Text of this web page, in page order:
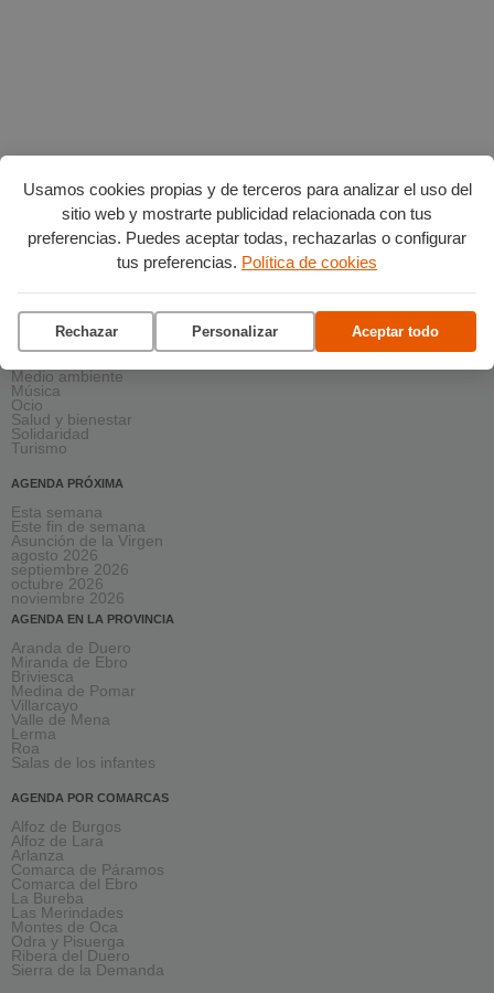
Usamos cookies propias y de terceros para analizar el uso del
sitio web y mostrarte publicidad relacionada con tus
preferencias. Puedes aceptar todas, rechazarlas o configurar
tus preferencias. Política de cookies
Rechazar Personalizar Aceptar todo
AGENDA POR CATEGORÍAS
Arte y Cultura
Deportes
Escena
Formación
Medio ambiente
Música
Ocio
Salud y bienestar
Solidaridad
Turismo
AGENDA PRÓXIMA
Esta semana
Este fin de semana
Asunción de la Virgen
agosto 2026
septiembre 2026
octubre 2026
noviembre 2026
AGENDA EN LA PROVINCIA
Aranda de Duero
Miranda de Ebro
Briviesca
Medina de Pomar
Villarcayo
Valle de Mena
Lerma
Roa
Salas de los infantes
AGENDA POR COMARCAS
Alfoz de Burgos
Alfoz de Lara
Arlanza
Comarca de Páramos
Comarca del Ebro
La Bureba
Las Merindades
Montes de Oca
Odra y Pisuerga
Ribera del Duero
Sierra de la Demanda